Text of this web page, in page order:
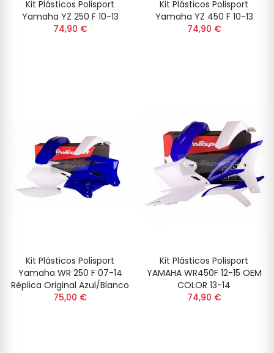
Kit Plásticos Polisport
Yamaha YZ 250 F 10-13
74,90 €
Kit Plásticos Polisport
Yamaha YZ 450 F 10-13
74,90 €
Kit Plásticos Polisport
Yamaha WR 250 F 07-14
Réplica Original Azul/Blanco
75,00 €
Kit Plásticos Polisport
YAMAHA WR450F 12-15 OEM
COLOR 13-14
74,90 €